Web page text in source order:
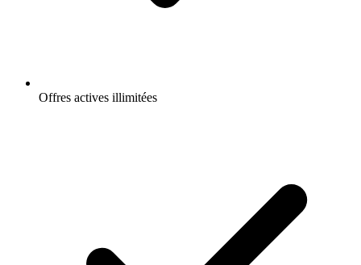
Offres actives illimitées